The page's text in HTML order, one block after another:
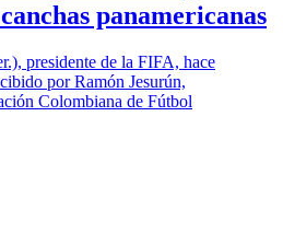
panamericanas